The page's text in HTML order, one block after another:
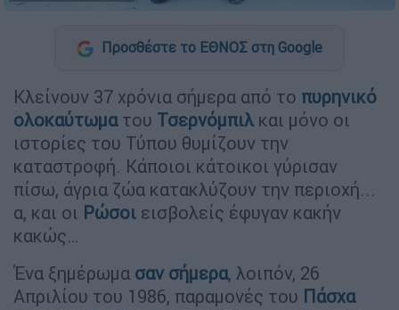
Προσθέστε το ΕΘΝΟΣ στη Google
Κλείνουν 37 χρόνια σήμερα από το πυρηνικό
ολοκαύτωματου Τσερνόμπιλ και μόνο οι
ιστορίες του Τύπου θυμίζουν την
καταστροφή. Κάποιοι κάτοικοι γύρισαν
πίσω, άγρια ζώα κατακλύζουν την περιοχή...
α, και οι Ρώσοι εισβολείς έφυγαν κακήν
κακώς…
Ένα ξημέρωμα σαν σήμερα, λοιπόν, 26
Απριλίου του 1986, παραμονές του Πάσχα